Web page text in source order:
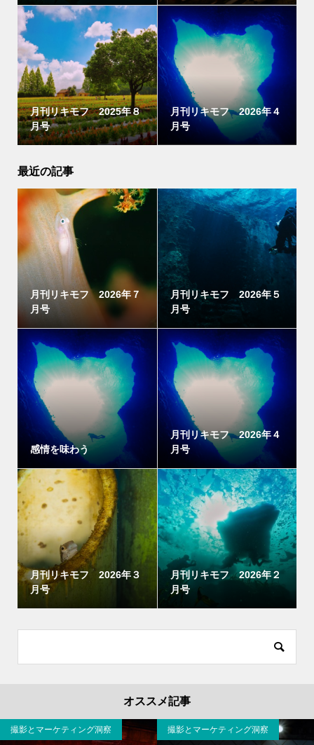
月刊リキモフ 2025年８
月号
月刊リキモフ 2026年４
月号
最近の記事
月刊リキモフ 2026年７
月号
月刊リキモフ 2026年５
月号
感情を味わう
月刊リキモフ 2026年４
月号
月刊リキモフ 2026年３
月号
月刊リキモフ 2026年２
月号
オススメ記事
撮影とマーケティング洞察 撮影とマーケティング洞察